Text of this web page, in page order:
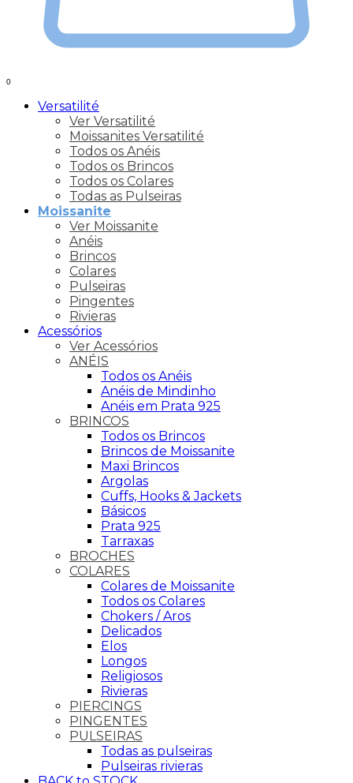
0
Versatilité
Ver Versatilité
Moissanites Versatilité
Todos os Anéis
Todos os Brincos
Todos os Colares
Todas as Pulseiras
Moissanite
Ver Moissanite
Anéis
Brincos
Colares
Pulseiras
Pingentes
Rivieras
Acessórios
Ver Acessórios
ANÉIS
Todos os Anéis
Anéis de Mindinho
Anéis em Prata 925
BRINCOS
Todos os Brincos
Brincos de Moissanite
Maxi Brincos
Argolas
Cuffs, Hooks & Jackets
Básicos
Prata 925
Tarraxas
BROCHES
COLARES
Colares de Moissanite
Todos os Colares
Chokers / Aros
Delicados
Elos
Longos
Religiosos
Rivieras
PIERCINGS
PINGENTES
PULSEIRAS
Todas as pulseiras
Pulseiras rivieras